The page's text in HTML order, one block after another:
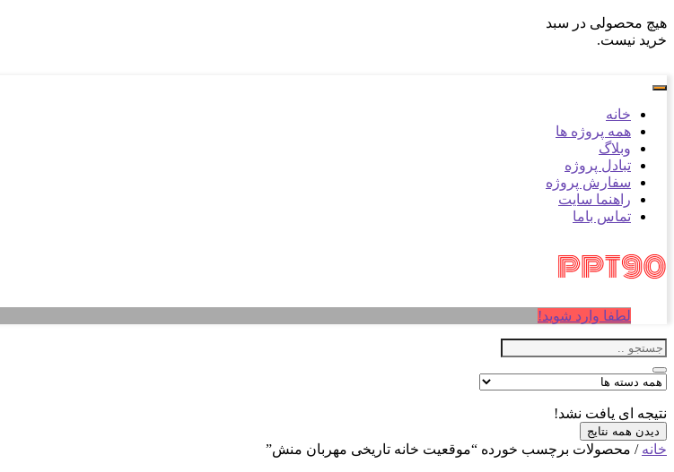
هیچ محصولی در سبد
خرید نیست.
خانه
همه پروژه ها
وبلاگ
تبادل پروژه
سفارش پروژه
راهنما سایت
تماس باما
لطفا وارد شوید!
نتیجه ای یافت نشد!
دیدن همه نتایج
خانه / محصولات برچسب خورده “موقعیت خانه تاریخی مهربان منش”